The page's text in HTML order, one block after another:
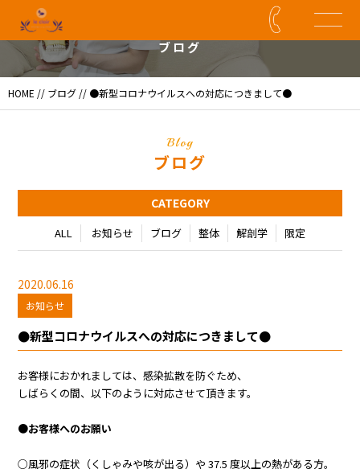
ブログ
HOME // ブログ // ●新型コロナウイルスへの対応につきまして●
Blog
ブログ
CATEGORY
ALL お知らせ ブログ 整体 解剖学 限定
2020.06.16
お知らせ
●新型コロナウイルスへの対応につきまして●
お客様におかれましては、感染拡散を防ぐため、
しばらくの間、以下のように対応させて頂きます。
●お客様へのお願い
○風邪の症状（くしゃみや咳が出る）や 37.5 度以上の熱がある方。